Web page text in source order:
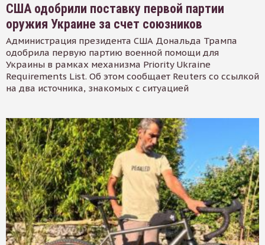
США одобрили поставку первой партии
оружия Украине за счет союзников
Администрация президента США Дональда Трампа
одобрила первую партию военной помощи для
Украины в рамках механизма Priority Ukraine
Requirements List. Об этом сообщает Reuters со ссылкой
на два источника, знакомых с ситуацией